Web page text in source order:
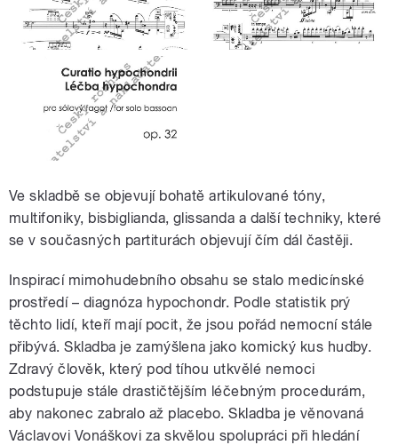
Ve skladbě se objevují bohatě artikulované tóny,
multifoniky, bisbiglianda, glissanda a další techniky, které
se v současných partiturách objevují čím dál častěji.
Inspirací mimohudebního obsahu se stalo medicínské
prostředí – diagnóza hypochondr. Podle statistik prý
těchto lidí, kteří mají pocit, že jsou pořád nemocní stále
přibývá. Skladba je zamýšlena jako komický kus hudby.
Zdravý člověk, který pod tíhou utkvělé nemoci
podstupuje stále drastičtějším léčebným procedurám,
aby nakonec zabralo až placebo. Skladba je věnovaná
Václavovi Vonáškovi za skvělou spolupráci při hledání